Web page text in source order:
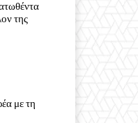
της
με τη